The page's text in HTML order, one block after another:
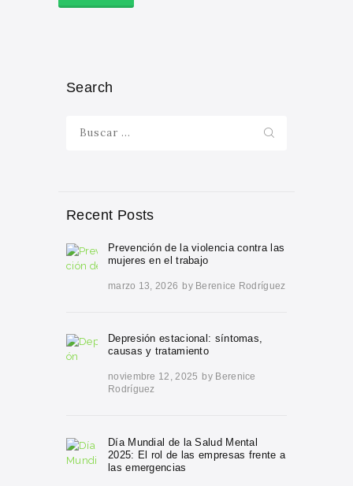
Search
Recent Posts
Prevención de la violencia contra las
mujeres en el trabajo
marzo 13, 2026 by Berenice Rodríguez
Depresión estacional: síntomas,
causas y tratamiento
noviembre 12, 2025 by Berenice
Rodríguez
Día Mundial de la Salud Mental
2025: El rol de las empresas frente a
las emergencias